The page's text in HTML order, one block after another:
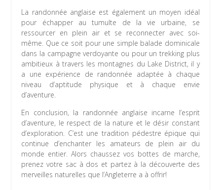
La randonnée anglaise est également un moyen idéal
pour échapper au tumulte de la vie urbaine, se
ressourcer en plein air et se reconnecter avec soi-
même. Que ce soit pour une simple balade dominicale
dans la campagne verdoyante ou pour un trekking plus
ambitieux à travers les montagnes du Lake District, il y
a une expérience de randonnée adaptée à chaque
niveau d’aptitude physique et à chaque envie
d’aventure.
En conclusion, la randonnée anglaise incarne l’esprit
d’aventure, le respect de la nature et le désir constant
d’exploration. C’est une tradition pédestre épique qui
continue d’enchanter les amateurs de plein air du
monde entier. Alors chaussez vos bottes de marche,
prenez votre sac à dos et partez à la découverte des
merveilles naturelles que l’Angleterre a à offrir!